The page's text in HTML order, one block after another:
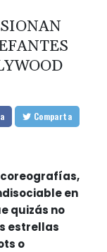
Comparta
en
quizás no
estrellas
o